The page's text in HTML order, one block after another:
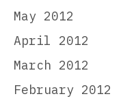
May 2012
April 2012
March 2012
February 2012